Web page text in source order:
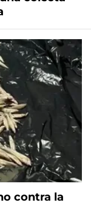
contra la